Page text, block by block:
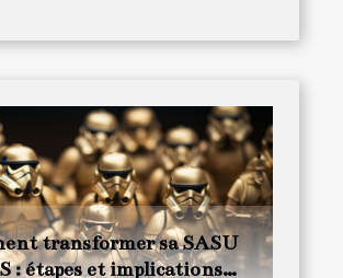
transformer sa SASU
: étapes et implications